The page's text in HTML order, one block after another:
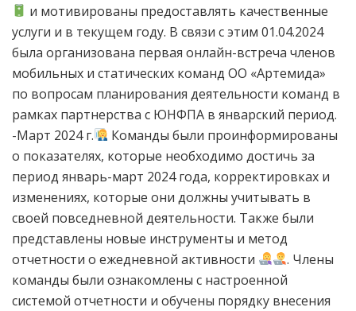
и мотивированы предоставлять качественные
услуги и в текущем году. В связи с этим 01.04.2024
была организована первая онлайн-встреча членов
мобильных и статических команд ОО «Артемида»
по вопросам планирования деятельности команд в
рамках партнерства с ЮНФПА в январский период.
-Март 2024 г.
Команды были проинформированы
о показателях, которые необходимо достичь за
период январь-март 2024 года, корректировках и
изменениях, которые они должны учитывать в
своей повседневной деятельности. Также были
представлены новые инструменты и метод
отчетности о ежедневной активности
. Члены
команды были ознакомлены с настроенной
системой отчетности и обучены порядку внесения